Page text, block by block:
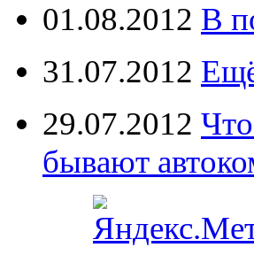
01.08.2012 В
31.07.2012
29.07.2012
бывают